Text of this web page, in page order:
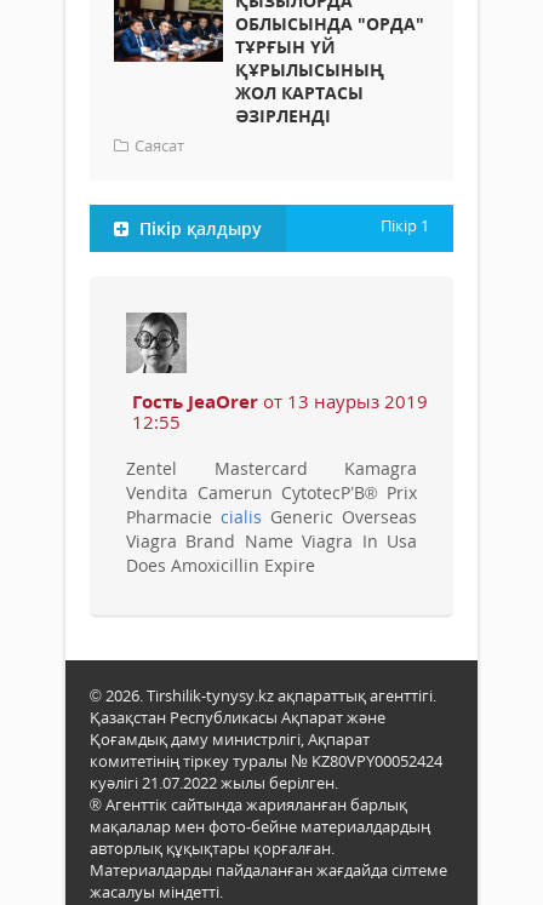
ОБЛЫСЫНДА "ОРДА"
ТҰРҒЫН ҮЙ
ҚҰРЫЛЫСЫНЫҢ
ЖОЛ КАРТАСЫ
ӘЗІРЛЕНДІ
Саясат
Пікір қалдыру Пікір 1
Гость JeaOrer от 13 наурыз 2019
12:55
Zentel Mastercard Kamagra
Vendita Camerun CytotecР’В® Prix
Pharmacie cialis Generic Overseas
Viagra Brand Name Viagra In Usa
Does Amoxicillin Expire
© 2026. Tirshilik-tynysy.kz ақпараттық агенттігі.
Қазақстан Республикасы Ақпарат және
Қоғамдық даму министрлігі, Ақпарат
комитетінің тіркеу туралы № KZ80VPY00052424
куәлігі 21.07.2022 жылы берілген.
® Агенттік сайтында жарияланған барлық
мақалалар мен фото-бейне материалдардың
авторлық құқықтары қорғалған.
Материалдарды пайдаланған жағдайда сілтеме
жасалуы міндетті.